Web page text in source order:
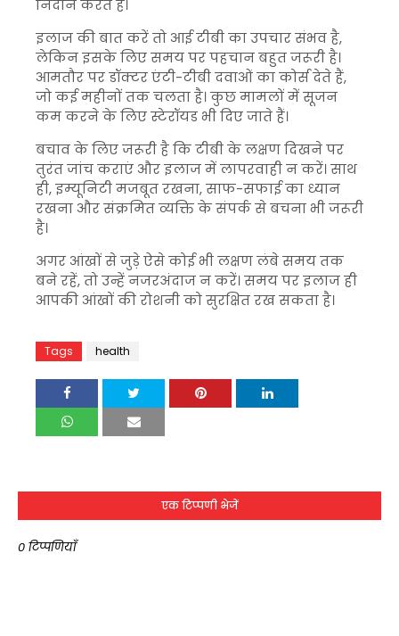
निदान करते हैं।
इलाज की बात करें तो आई टीबी का उपचार संभव है,
लेकिन इसके लिए समय पर पहचान बहुत जरूरी है।
आमतौर पर डॉक्टर एंटी-टीबी दवाओं का कोर्स देते हैं,
जो कई महीनों तक चलता है। कुछ मामलों में सूजन
कम करने के लिए स्टेरॉयड भी दिए जाते हैं।
बचाव के लिए जरूरी है कि टीबी के लक्षण दिखने पर
तुरंत जांच कराएं और इलाज में लापरवाही न करें। साथ
ही, इम्यूनिटी मजबूत रखना, साफ-सफाई का ध्यान
रखना और संक्रमित व्यक्ति के संपर्क से बचना भी जरूरी
है।
अगर आंखों से जुड़े ऐसे कोई भी लक्षण लंबे समय तक
बने रहें, तो उन्हें नजरअंदाज न करें। समय पर इलाज ही
आपकी आंखों की रोशनी को सुरक्षित रख सकता है।
Tags health
एक टिप्पणी भेजें
0 टिप्पणियाँ